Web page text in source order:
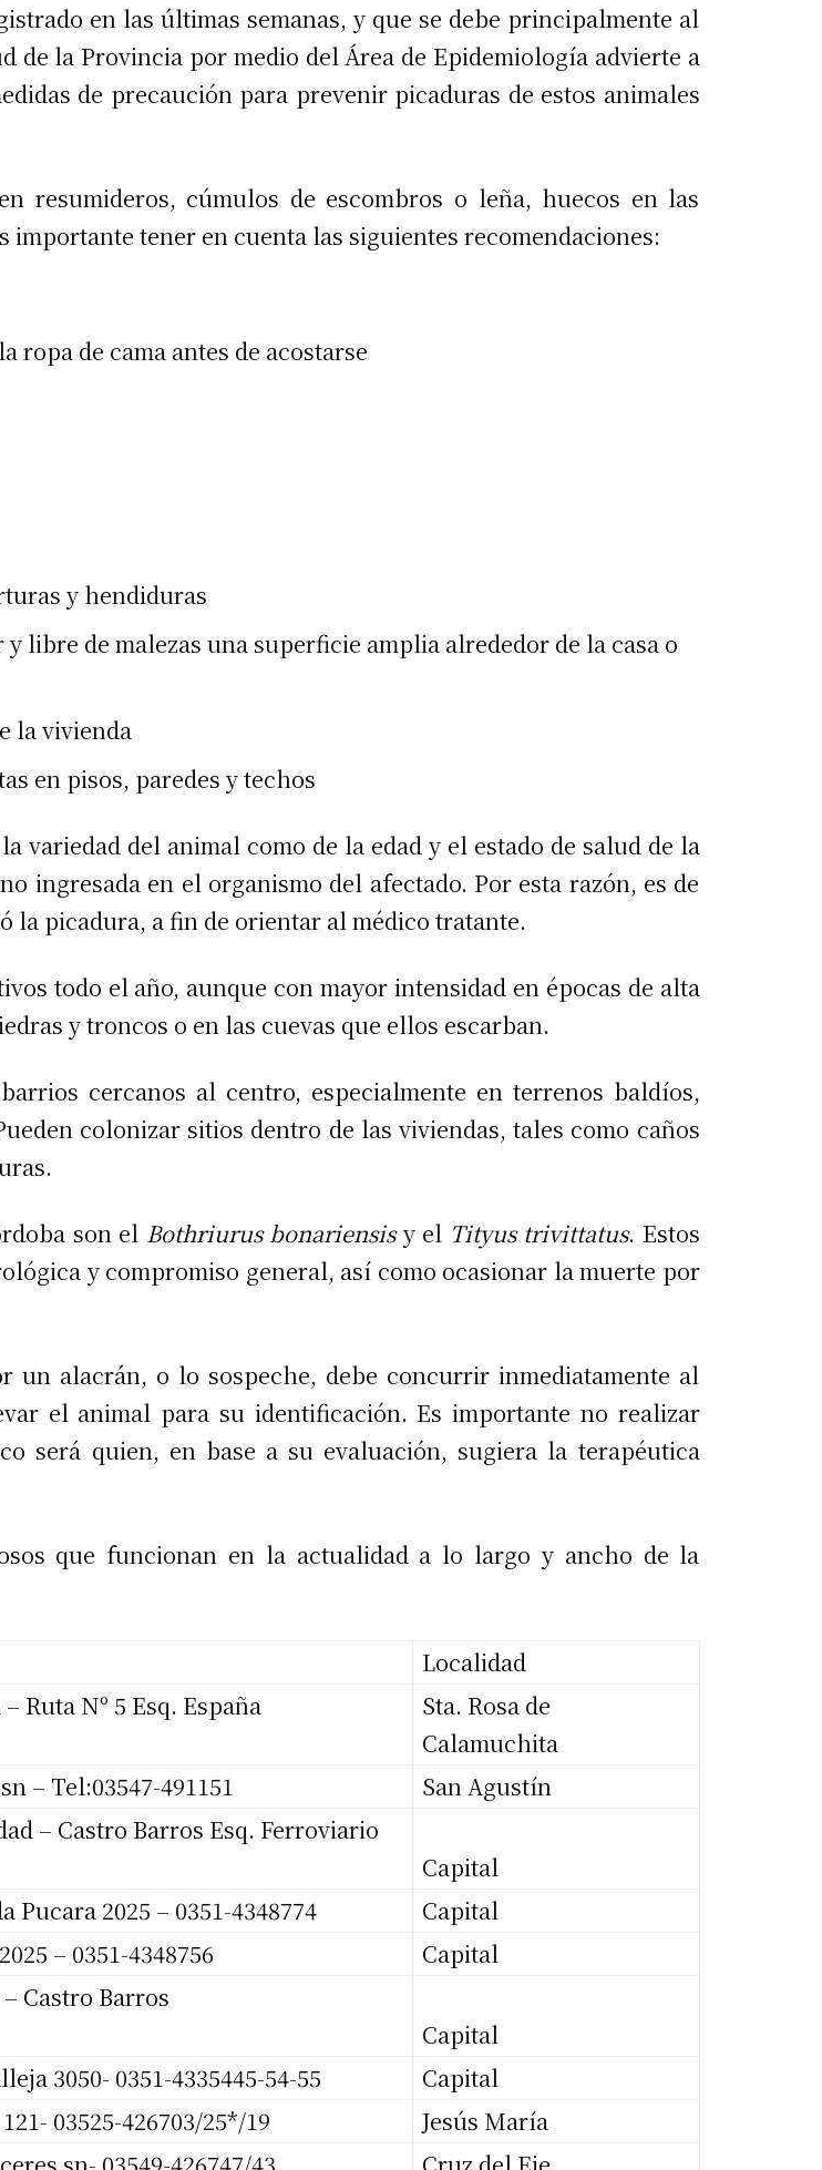
en las últimas semanas, y que se debe principalmente al
de la Provincia por medio del Área de Epidemiología advierte a
de precaución para prevenir picaduras de estos animales
resumideros, cúmulos de escombros o leña, huecos en las
importante tener en cuenta las siguientes recomendaciones:
ropa de cama antes de acostarse
y hendiduras
libre de malezas una superficie amplia alrededor de la casa o
la vivienda
en pisos, paredes y techos
variedad del animal como de la edad y el estado de salud de la
ingresada en el organismo del afectado. Por esta razón, es de
la picadura, a fin de orientar al médico tratante.
todo el año, aunque con mayor intensidad en épocas de alta
y troncos o en las cuevas que ellos escarban.
cercanos al centro, especialmente en terrenos baldíos,
colonizar sitios dentro de las viviendas, tales como caños
son el Bothriurus bonariensisy el Tityus trivittatus. Estos
y compromiso general, así como ocasionar la muerte por
un alacrán, o lo sospeche, debe concurrir inmediatamente al
el animal para su identificación. Es importante no realizar
será quien, en base a su evaluación, sugiera la terapéutica
que funcionan en la actualidad a lo largo y ancho de la
Localidad
Ruta Nº 5 Esq. España
Sta. Rosa de
Calamuchita
– Tel:03547-491151
San Agustín
– Castro Barros Esq. Ferroviario
Capital
Pucara 2025 – 0351-4348774
Capital
– 0351-4348756
Capital
Castro Barros
Capital
3050- 0351-4335445-54-55
Capital
03525-426703/25*/19
Jesús María